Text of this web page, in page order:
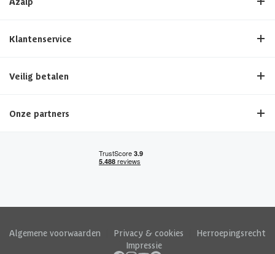
Klantenservice
Veilig betalen
Onze partners
Algemene voorwaarden Privacy & cookies
Herroepingsrecht
Impressie